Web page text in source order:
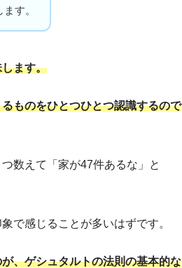
す。
ます。
ものをひとつひとつ認識するので
数えて「家が47件あるな」と
で感じることが多いはずです。
、ゲシュタルトの法則の基本的な